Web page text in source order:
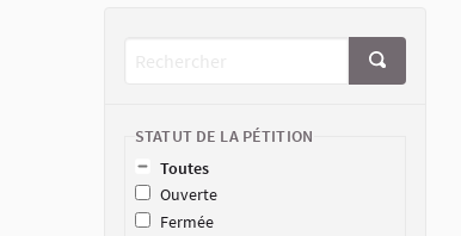
STATUT DE LA PÉTITION
Toutes
Ouverte
Fermée